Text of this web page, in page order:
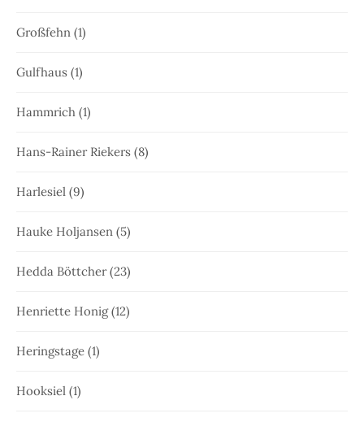
Großfehn (1)
Gulfhaus (1)
Hammrich (1)
Hans-Rainer Riekers (8)
Harlesiel (9)
Hauke Holjansen (5)
Hedda Böttcher(23)
Henriette Honig(12)
Heringstage (1)
Hooksiel (1)